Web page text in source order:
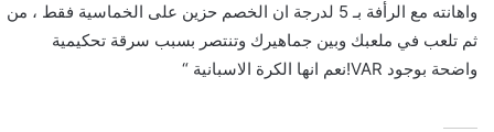
واهانته مع الرأفة بـ 5 لدرجة ان الخصم حزين على الخماسية فقط ، من
ثم تلعب في ملعبك وبين جماهيرك وتنتصر بسبب سرقة تحكيمية
واضحة بوجود VAR!نعم انها الكرة الاسبانية “